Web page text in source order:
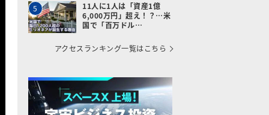
5
11人に1人は「資産1億
6,000万円」超え！？…米
国で「百万ドル…
アクセスランキング一覧はこちら